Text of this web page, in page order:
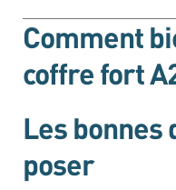
Comment
coffre fort
Les bonnes
poser